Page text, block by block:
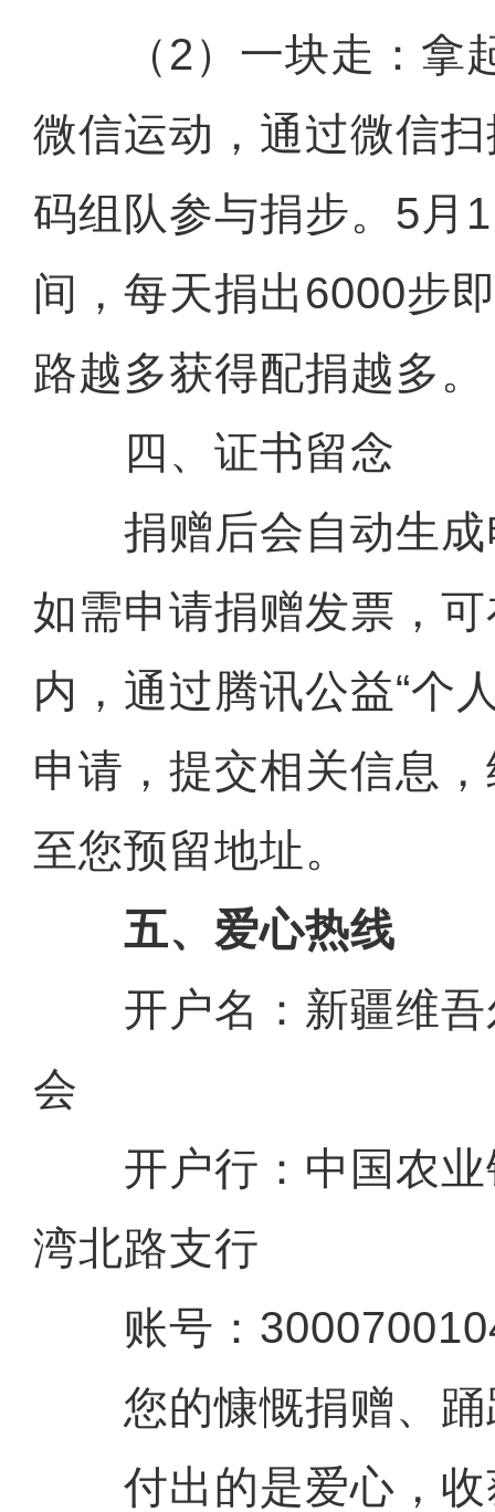
（2）一块走：拿
微信运动，通过微信扫
码组队参与捐步。5月
间，每天捐出6000步
路越多获得配捐越多。
四、证书留念
捐赠后会自动生成
如需申请捐赠发票，
内，通过腾讯公益“个
申请，提交相关信息
至您预留地址。
五、爱心热线
开户名：新疆维吾
会
开户行：中国农业
湾北路支行
账号：
您的慷慨捐赠、踊
付出的是爱心，收